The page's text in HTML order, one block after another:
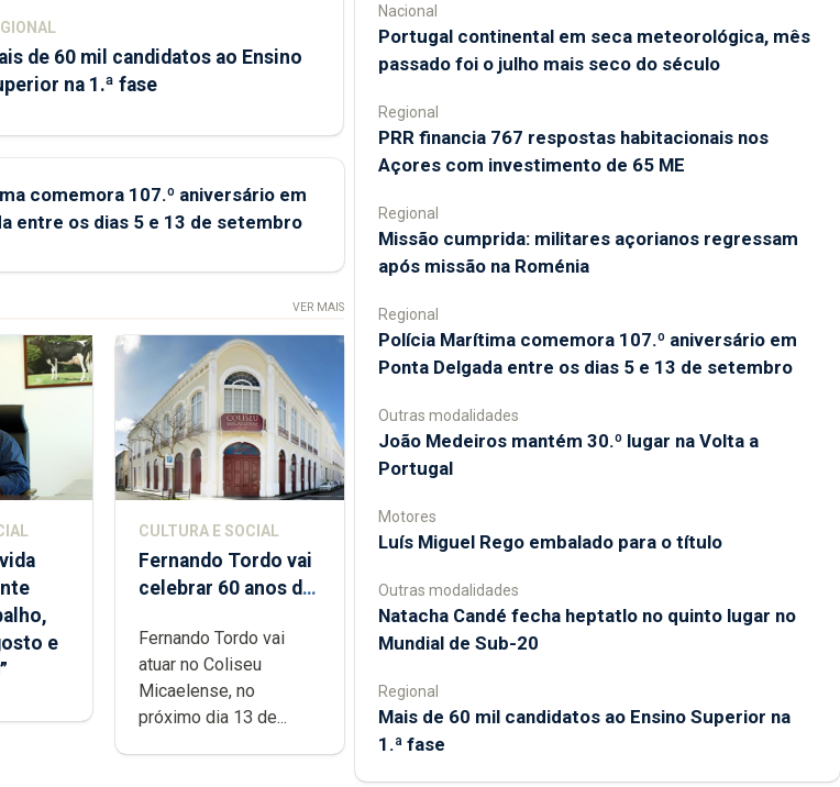
de 60 mil candidatos ao Ensino
na 1.ª fase
comemora 107.º aniversário em
entre os dias 5 e 13 de setembro
VER MAIS
e
CULTURA E SOCIAL
Fernando Tordo vai
celebrar 60 anos de
Micaelense
Fernando Tordo vai
atuar no Coliseu
Micaelense, no
próximo dia 13 de...
Nacional
Portugal continental em seca meteorológica, mês
passado foi o julho mais seco do século
Regional
PRR financia 767 respostas habitacionais nos
Açores com investimento de 65 ME
Regional
Missão cumprida: militares açorianos regressam
após missão na Roménia
Regional
Polícia Marítima comemora 107.º aniversário em
Ponta Delgada entre os dias 5 e 13 de setembro
Outras modalidades
João Medeiros mantém 30.º lugar na Volta a
Portugal
Motores
Luís Miguel Rego embalado para o título
Outras modalidades
Natacha Candé fecha heptatlo no quinto lugar no
Mundial de Sub-20
Regional
Mais de 60 mil candidatos ao Ensino Superior na
1.ª fase